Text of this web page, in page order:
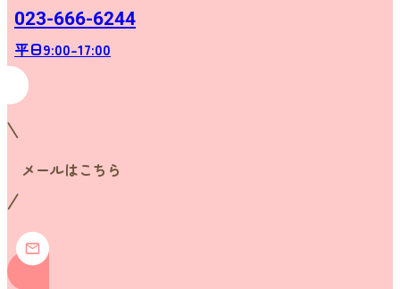
023-666-6244
平日9:00-17:00
メールはこちら